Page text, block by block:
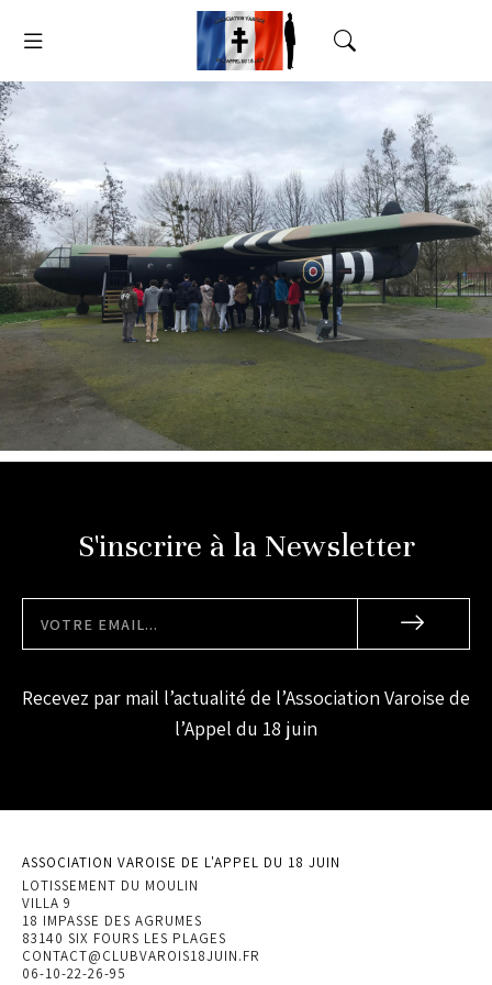
S'inscrire à la Newsletter
Recevez par mail l’actualité de l’Association Varoise de
l’Appel du 18 juin
ASSOCIATION VAROISE DE L'APPEL DU 18 JUIN
LOTISSEMENT DU MOULIN
VILLA 9
18 IMPASSE DES AGRUMES
83140 SIX FOURS LES PLAGES
CONTACT@CLUBVAROIS18JUIN.FR
06-10-22-26-95